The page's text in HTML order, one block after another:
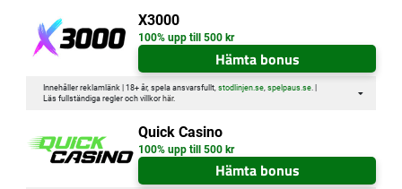
X3000
100% upp till 500 kr
Hämta bonus
Innehåller reklamlänk | 18+ år, spela ansvarsfullt, stodlinjen.se, spelpaus.se. |
Läs fullständiga regler och villkor här.
Quick Casino
100% upp till 500 kr
Hämta bonus